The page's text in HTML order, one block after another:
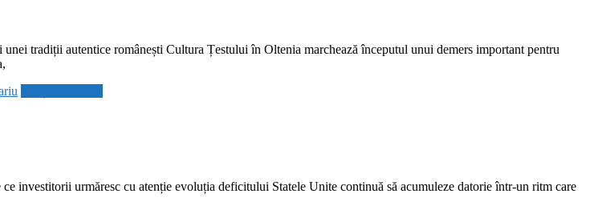
tradiții autentice românești Cultura Țestului în Oltenia marchează începutul unui demers important pentru
investitorii urmăresc cu atenție evoluția deficitului Statele Unite continuă să acumuleze datorie într-un ritm care